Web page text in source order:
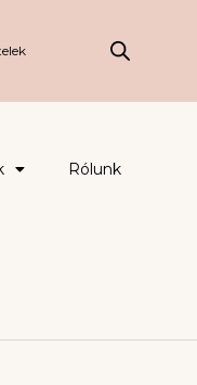
Rólunk